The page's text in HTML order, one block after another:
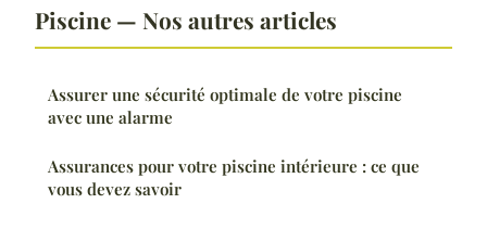
Piscine — Nos autres articles
Assurer une sécurité optimale de votre piscine
avec une alarme
Assurances pour votre piscine intérieure : ce que
vous devez savoir